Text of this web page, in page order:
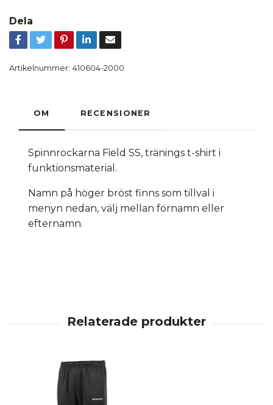
Dela
Artikelnummer: 410604-2000
OM RECENSIONER
Spinnrockarna Field SS, tränings t-shirt i
funktionsmaterial.
Namn på höger bröst finns som tillval i
menyn nedan, välj mellan förnamn eller
efternamn.